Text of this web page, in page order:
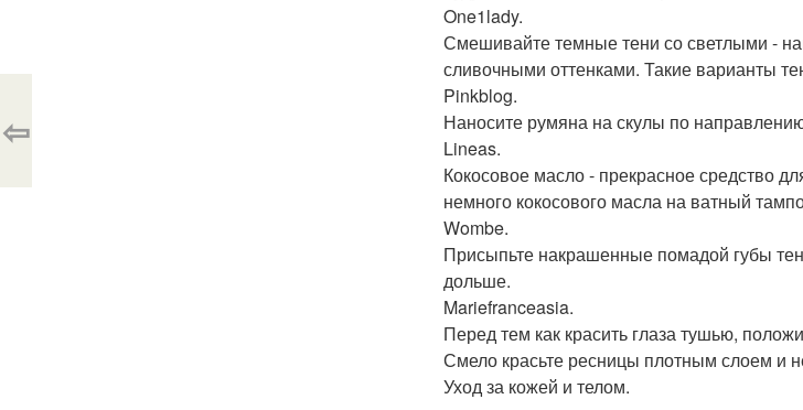
One1lady.
Смешивайте темные тени со светлыми -
сливочными оттенками. Такие варианты
Pinkblog.
Наносите румяна на скулы по
Lineas.
Кокосовое масло - прекрасное средство
немного кокосового масла на ватный
Wombe.
Присыпьте накрашенные помадой губы
дольше.
Mariefranceasia.
Перед тем как красить глаза тушью,
Смело красьте ресницы плотным слоем и
Уход за кожей и телом.
⇦